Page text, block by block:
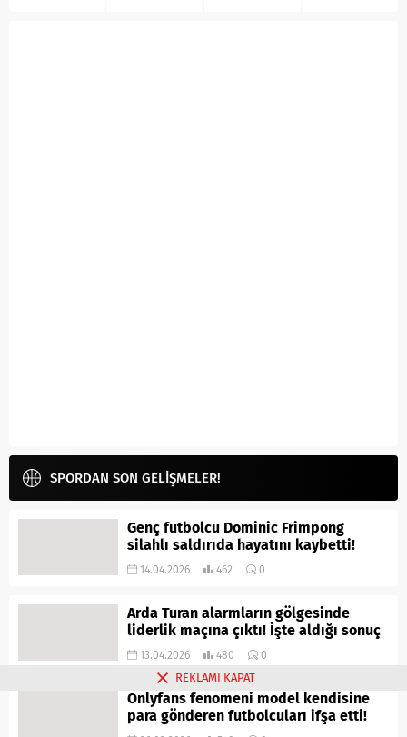
SPORDAN SON GELİŞMELER!
Genç futbolcu Dominic Frimpong
silahlı saldırıda hayatını kaybetti!
14.04.2026 462 0
Arda Turan alarmların gölgesinde
liderlik maçına çıktı! İşte aldığı sonuç
13.04.2026 480 0
Onlyfans fenomeni model kendisine
para gönderen futbolcuları ifşa etti!
REKLAMI KAPAT